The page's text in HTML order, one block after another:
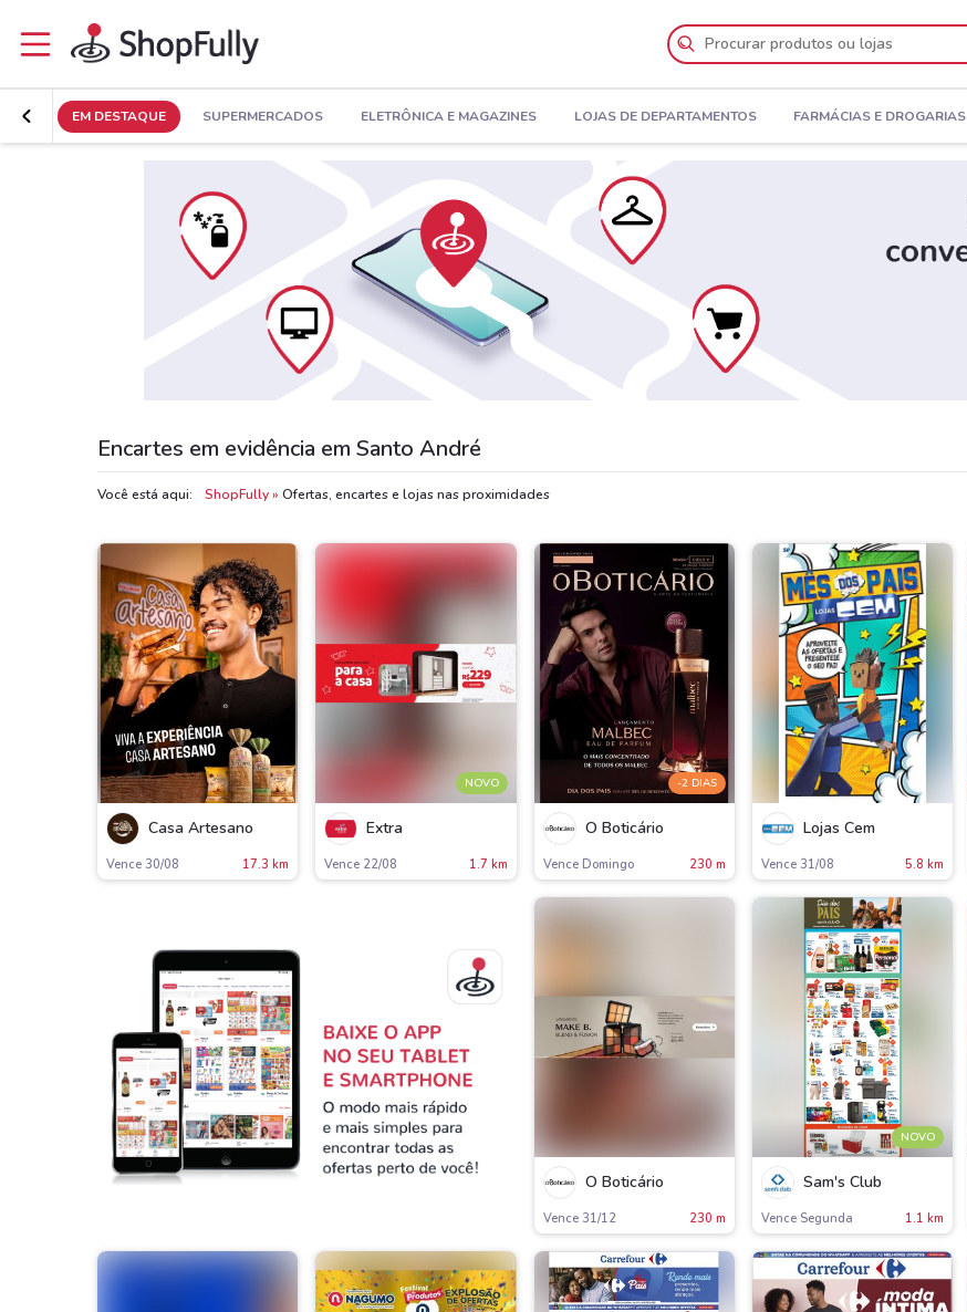
EM DESTAQUE SUPERMERCADOS ELETRÔNICA E MAGAZINES LOJAS DE DEPARTAMENTOS FARMÁCIAS E DROGARIAS
Encartes em evidência em Santo André
Você está aqui: ShopFully Ofertas, encartes e lojas nas proximidades
Casa Artesano
Vence 30/08 17.3 km
NOVO
Extra
Vence 22/08 1.7 km
-2 DIAS
O Boticário
Vence Domingo 230 m
Lojas Cem
Vence 31/08 5.8 km
O Boticário
Vence 31/12 230 m
NOVO
Sam's Club
Vence Segunda 1.1 km